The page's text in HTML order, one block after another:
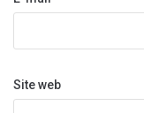
Site web